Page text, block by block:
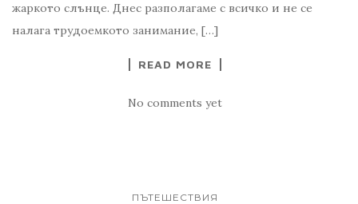
жаркото слънце. Днес разполагаме с всичко и не се
налага трудоемкото занимание, […]
READ MORE
No comments yet
ПЪТЕШЕСТВИЯ